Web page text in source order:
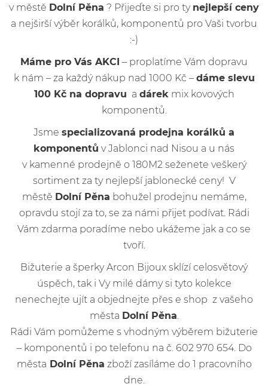
v městě Dolní Pěna ? Přijeďte si pro ty nejlepší ceny
a nejširší výběr korálků, komponentů pro Vaši tvorbu
:-)
Máme pro Vás AKCI – proplatíme Vám dopravu
k nám – za každý nákup nad 1000 Kč – dáme slevu
100 Kč na dopravu a dárek mix kovových
komponentů.
Jsme specializovaná prodejna korálků a
komponentů v Jablonci nad Nisou a u nás
v kamenné prodejně o 180M2 seženete veškerý
sortiment za ty nejlepší jablonecké ceny! V
městě Dolní Pěna bohužel prodejnu nemáme,
opravdu stojí za to, se za námi přijet podívat. Rádi
Vám zdarma poradíme nebo ukážeme jak a co se
tvoří.
Bižuterie a šperky Arcon Bijoux sklízí celosvětový
úspěch, tak i Vy milé dámy si tyto kolekce
nenechejte ujít a objednejte přes e shop z vašeho
města Dolní Pěna
Rádi Vám pomůžeme s vhodným výběrem bižuterie
– komponentů i po telefonu na č. 602 970 654. Do
města Dolní Pěna zboží zasíláme do 1 pracovního
dne.